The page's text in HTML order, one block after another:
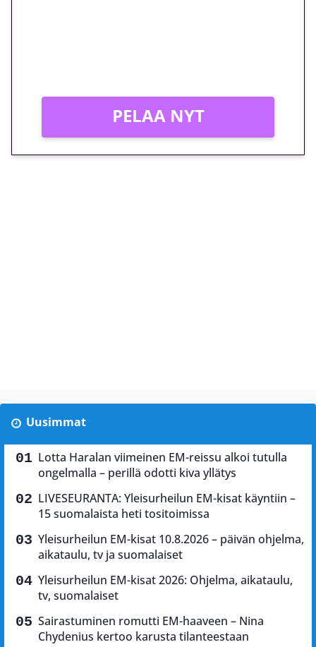
PELAA NYT
Uusimmat
Lotta Haralan viimeinen EM-reissu alkoi tutulla
ongelmalla – perillä odotti kiva yllätys
LIVESEURANTA: Yleisurheilun EM-kisat käyntiin –
15 suomalaista heti tositoimissa
Yleisurheilun EM-kisat 10.8.2026 – päivän ohjelma,
aikataulu, tv ja suomalaiset
Yleisurheilun EM-kisat 2026: Ohjelma, aikataulu,
tv, suomalaiset
Sairastuminen romutti EM-haaveen – Nina
Chydenius kertoo karusta tilanteestaan